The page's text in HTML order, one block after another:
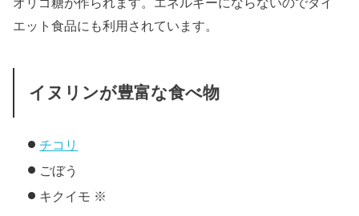
エット食品にも利用されています。
イヌリンが豊富な食べ物
チコリ
ごぼう
キクイモ ※